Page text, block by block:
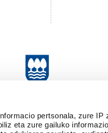
pertsonala, zure IP
eta zure gailuko